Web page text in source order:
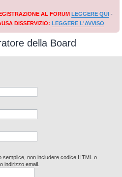
AL FORUM LEGGERE QUI -
DISSERVIZIO: LEGGERE L'AVVISO
della Board
non includere codice HTML o
indirizzo email.